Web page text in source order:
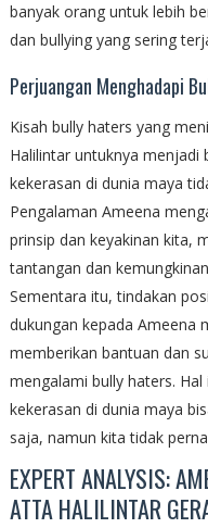
banyak orang untuk lebih
dan bullying yang sering
Perjuangan Menghadapi
Kisah bully haters yang
Halilintar untuknya menjadi
kekerasan di dunia maya
Pengalaman Ameena
prinsip dan keyakinan kita,
tantangan dan
Sementara itu, tindakan
dukungan kepada Ameena
memberikan bantuan dan
mengalami bully haters.
kekerasan di dunia maya
saja, namun kita tidak
EXPERT ANALYSIS:
ATTA HALILINTAR